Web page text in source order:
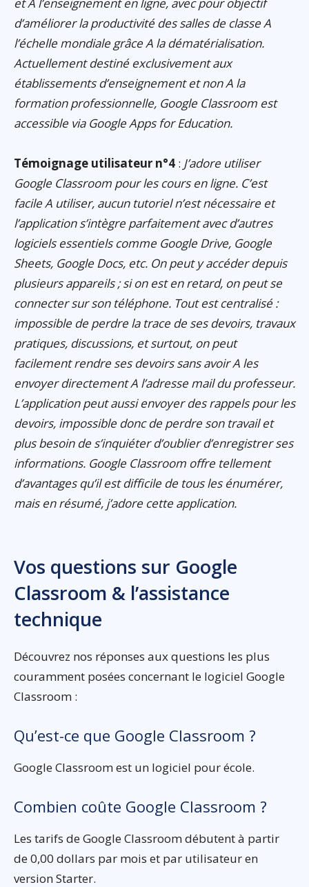
d’améliorer la productivité des salles de classe A
l’échelle mondiale grâce A la dématérialisation.
Actuellement destiné exclusivement aux
établissements d’enseignement et non A la
formation professionnelle, Google Classroom est
accessible via Google Apps for Education.
Témoignage utilisateur n°4 : J’adore utiliser
Google Classroom pour les cours en ligne. C’est
facile A utiliser, aucun tutoriel n’est nécessaire et
l’application s’intègre parfaitement avec d’autres
logiciels essentiels comme Google Drive, Google
Sheets, Google Docs, etc. On peut y accéder depuis
plusieurs appareils ; si on est en retard, on peut se
connecter sur son téléphone. Tout est centralisé :
impossible de perdre la trace de ses devoirs, travaux
pratiques, discussions, et surtout, on peut
facilement rendre ses devoirs sans avoir A les
envoyer directement A l’adresse mail du professeur.
L’application peut aussi envoyer des rappels pour les
devoirs, impossible donc de perdre son travail et
plus besoin de s’inquiéter d’oublier d’enregistrer ses
informations. Google Classroom offre tellement
d’avantages qu’il est difficile de tous les énumérer,
mais en résumé, j’adore cette application.
Vos questions sur Google
Classroom & l’assistance
technique
Découvrez nos réponses aux questions les plus
couramment posées concernant le logiciel Google
Classroom :
Qu’est-ce que Google Classroom ?
Google Classroom est un logiciel pour école.
Combien coûte Google Classroom ?
Les tarifs de Google Classroom débutent à partir
de 0,00 dollars par mois et par utilisateur en
version Starter.